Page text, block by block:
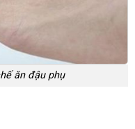
ăn đậu phụ